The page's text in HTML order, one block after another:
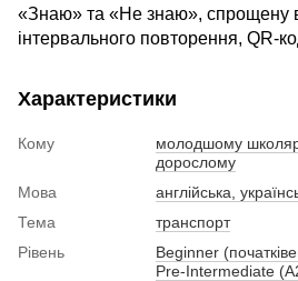
«Знаю» та «Не знаю», спрощену
інтервального повторення, QR-
Характеристики
Кому молодшому
дорослому
Мова
англійська,
Тема
транспорт
Рівень
Beginner
Pre-Intermediate